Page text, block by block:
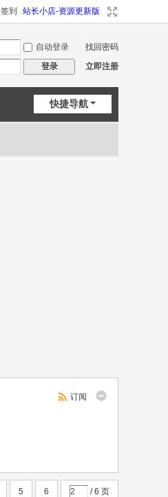
签到 站长小店-资源更新版
自动登录
找回密码
登录 立即注册
快捷导航
订阅
5 6 / 6 页